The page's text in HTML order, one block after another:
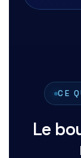
CE
Le